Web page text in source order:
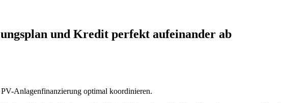
und Kredit perfekt aufeinander ab
Anlagenfinanzierung optimal koordinieren.